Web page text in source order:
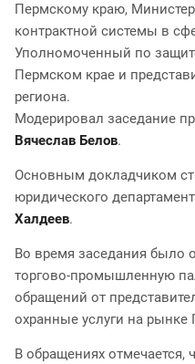
Пермскому краю,
контрактной системы в
Уполномоченный по
Пермском крае и
региона.
Модерировал заседание
Вячеслав Белов.
Основным докладчиком
юридического
Халдеев.
Во время заседания было
торгово-промышленную
обращений от
охранные услуги на рынке
В обращениях отмечается,